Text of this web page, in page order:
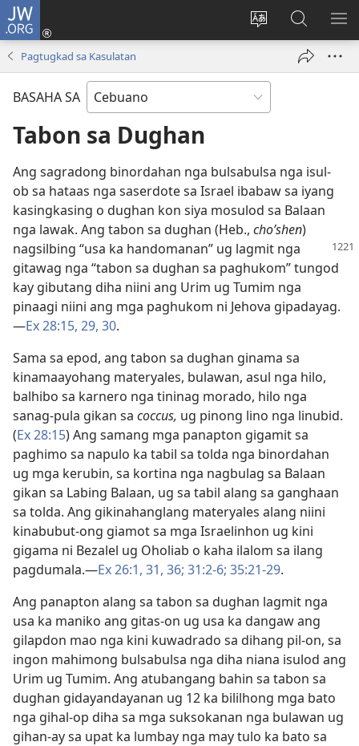
JW.ORG
Ilisi
pinulongan
sa
site
Log
ug
Pangitaa
sa
JW.ORG
Pagtugkad sa Kasulatan
BASAHA SA
Tabon sa Dughan
Ang sagradong binordahan nga bulsabulsa nga isul-
ob sa hataas nga saserdote sa Israel ibabaw sa iyang
kasingkasing o dughan kon siya mosulod sa Balaan
nga lawak. Ang tabon sa dughan (Heb., choʹshen)
nagsilbing “usa ka handomanan” ug lagmit nga
gitawag nga “tabon sa dughan sa paghukom” tungod
kay gibutang diha niini ang Urim ug Tumim nga
pinaagi niini ang mga paghukom ni Jehova gipadayag.​
—Ex 28:​15, 29, 30.
Sama sa epod, ang tabon sa dughan ginama sa
kinamaayohang materyales, bulawan, asul nga hilo,
balhibo sa karnero nga tininag morado, hilo nga
sanag-pula gikan sa coccus, ug pinong lino nga linubid.
(Ex 28:15) Ang samang mga panapton gigamit sa
paghimo sa napulo ka tabil sa tolda nga binordahan
ug mga kerubin, sa kortina nga nagbulag sa Balaan
gikan sa Labing Balaan, ug sa tabil alang sa ganghaan
sa tolda. Ang gikinahanglang materyales alang niini
kinabubut-ong giamot sa mga Israelinhon ug kini
gigama ni Bezalel ug Oholiab o kaha ilalom sa ilang
pagdumala.​—Ex 26:​1, 31, 36; 31:2-6; 35:21-29.
Ang panapton alang sa tabon sa dughan lagmit nga
usa ka maniko ang gitas-on ug usa ka dangaw ang
gilapdon mao nga kini kuwadrado sa dihang pil-on, sa
ingon mahimong bulsabulsa nga diha niana isulod ang
Urim ug Tumim. Ang atubangang bahin sa tabon sa
dughan gidayandayanan ug 12 ka bililhong mga bato
nga gihal-op diha sa mga suksokanan nga bulawan ug
gihan-ay sa upat ka lumbay nga may tulo ka bato sa